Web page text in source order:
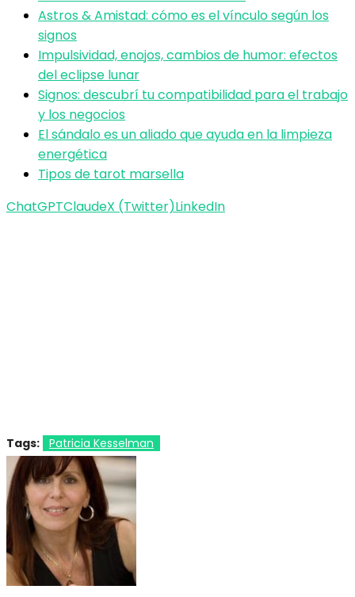
Astros & Amistad: cómo es el vínculo según los
signos
Impulsividad, enojos, cambios de humor: efectos
del eclipse lunar
Signos: descubrí tu compatibilidad para el trabajo
y los negocios
El sándalo es un aliado que ayuda en la limpieza
energética
Tipos de tarot marsella
ChatGPTClaudeX (Twitter)LinkedIn
Tags: Patricia Kesselman